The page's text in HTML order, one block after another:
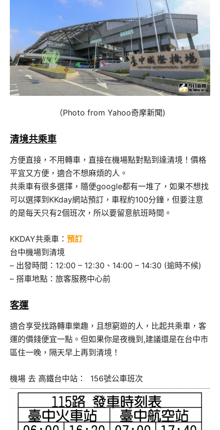
（Photo from Yahoo奇摩新聞)
清境共乘車
方便直接，不用轉車，直接在機場點對點到達清境！價格
平宜又方便，適合不想麻煩的人。
共乘車有很多選擇，隨便google都有一堆了，如果不想找
可以選擇到KKday網站預訂，車程約100分鐘，但要注意
的是每天只有2個班次，所以要留意航班時間。
KKDAY共乘車： 預訂
台中機場到清境
– 出發時間：12:00 – 12:30、14:00 – 14:30 (逾時不候)
– 搭車地點：旅客服務中心前
客運
適合享受找路轉車樂趣，且想窮遊的人，比起共乘車，客
運的價錢便宜一點。但如果你是夜機到,建議還是在台中市
區住一晚，隔天早上再到清境！
機場 去 高鐵台中站： 156號公車班次